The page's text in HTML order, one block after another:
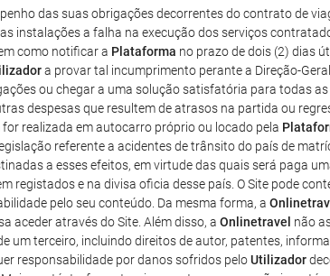
das suas obrigações decorrentes do contrato de
instalações a falha na execução dos serviços
como notificar a Plataforma no prazo de dois (2) dias
a provar tal incumprimento perante a Direção-
ou chegar a uma solução satisfatória para todas
despesas que resultem de atrasos na partida ou
realizada em autocarro próprio ou locado pela
referente a acidentes de trânsito do país de
a esses efeitos, em virtude das quais será paga
registados e na divisa oficia desse país. O Site pode
pelo seu conteúdo. Da mesma forma, a
aceder através do Site. Além disso, a Onlinetravel não
um terceiro, incluindo direitos de autor, patentes,
responsabilidade por danos sofridos peloUtilizador